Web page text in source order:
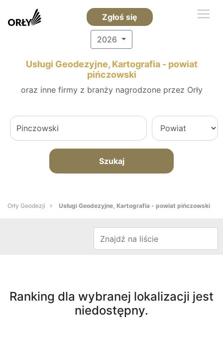
Zgłoś się
2026
Usługi Geodezyjne, Kartografia - powiat
pińczowski
oraz inne firmy z branży nagrodzone przez Orły
Szukaj
Orły Geodezji Usługi Geodezyjne, Kartografia - powiat pińczowski
Ranking dla wybranej lokalizacji jest
niedostępny.